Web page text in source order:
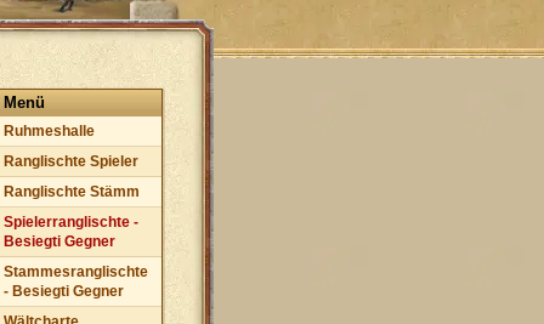
Menü
Ruhmeshalle
Ranglischte Spieler
Ranglischte Stämm
Spielerranglischte -
Besiegti Gegner
Stammesranglischte
- Besiegti Gegner